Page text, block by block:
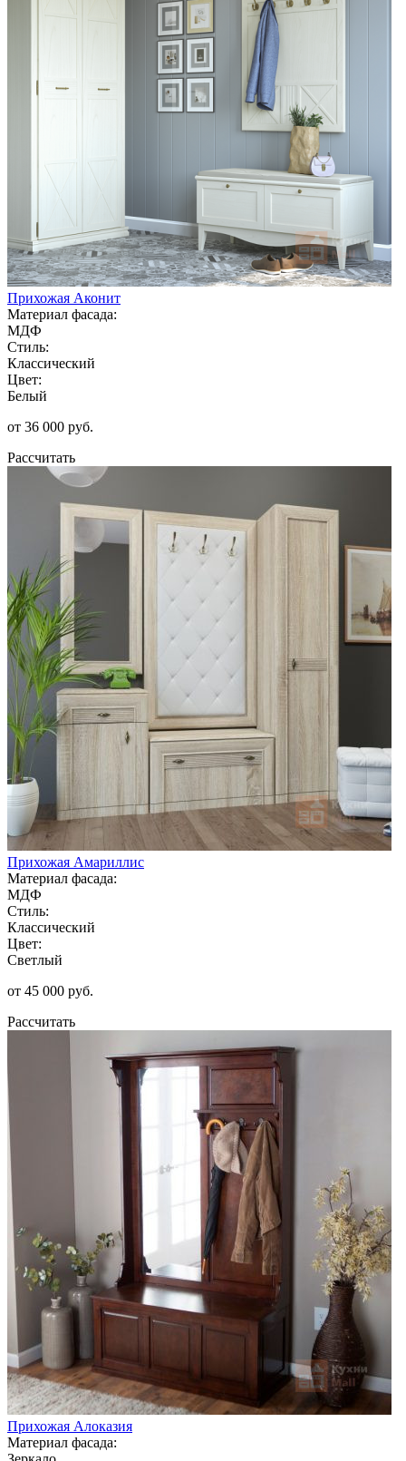
Прихожая Аконит
Материал фасада:
МДФ
Стиль:
Классический
Цвет:
Белый
от 36 000 руб.
Рассчитать
Прихожая Амариллис
Материал фасада:
МДФ
Стиль:
Классический
Цвет:
Светлый
от 45 000 руб.
Рассчитать
Прихожая Алоказия
Материал фасада: